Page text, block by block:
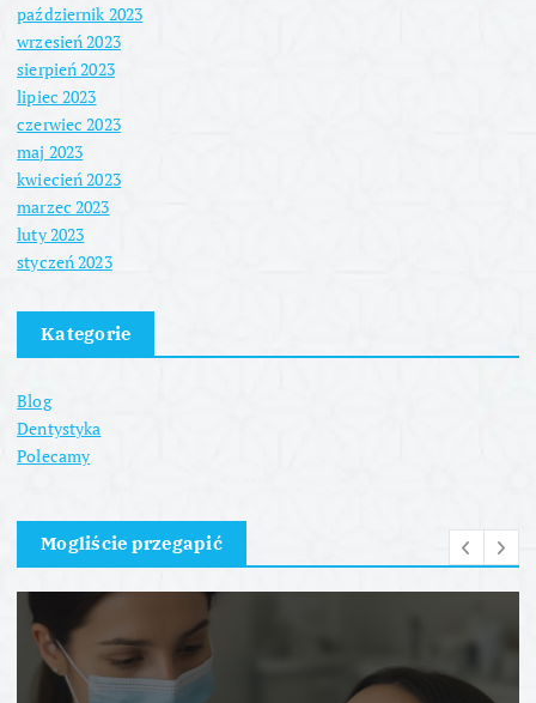
październik 2023
wrzesień 2023
sierpień 2023
lipiec 2023
czerwiec 2023
maj 2023
kwiecień 2023
marzec 2023
luty 2023
styczeń 2023
Kategorie
Blog
Dentystyka
Polecamy
Mogliście przegapić